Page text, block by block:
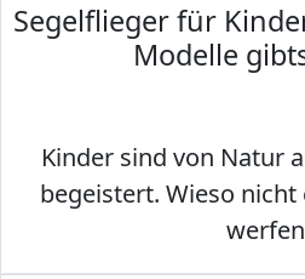
Segelflieger für
Modelle
Kinder sind von Natur
begeistert. Wieso